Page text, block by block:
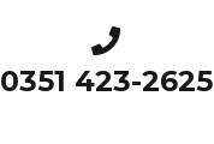
0351 423-2625